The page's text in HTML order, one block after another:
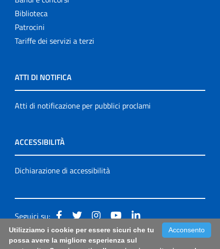
Biblioteca
Patrocini
Tariffe dei servizi a terzi
ATTI DI NOTIFICA
Atti di notificazione per pubblici proclami
ACCESSIBILITÀ
Dichiarazione di accessibilità
Seguici su:
Accessibilità: form di segnalazione di prima istanza per
Acconsento
Utilizziamo i cookie per essere sicuri che tu
possa avere la migliore esperienza sul